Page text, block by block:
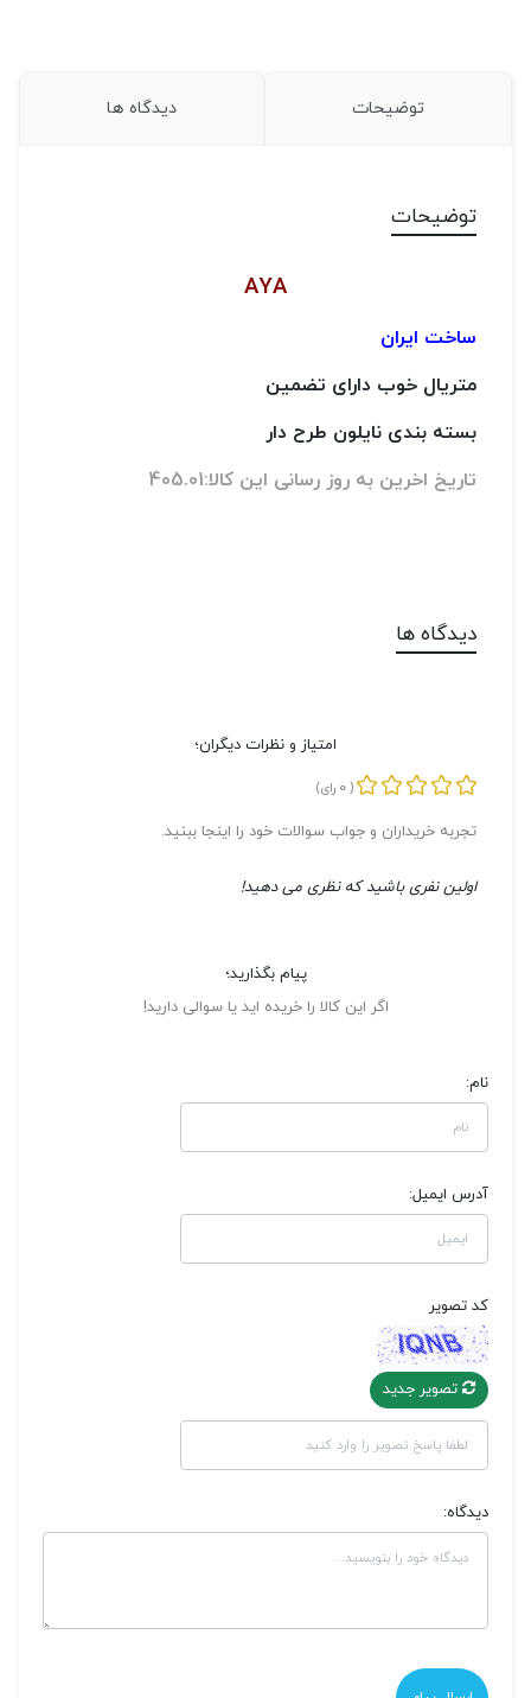
توضیحات دیدگاه ها
توضیحات
AYA
ساخت ایران
متریال خوب دارای تضمین
بسته بندی نایلون طرح دار
تاریخ اخرین به روز رسانی این کالا:405.01
دیدگاه ها
امتیاز و نظرات دیگران؛
(
0 رای)
تجربه خریداران و جواب سوالات خود را اینجا ببنید.
اولین نفری باشید که نظری می دهید!
پیام بگذارید؛
اگر این کالا را خریده اید یا سوالی دارید!
نام:
آدرس ایمیل:
کد تصویر
تصویر جدید
دیدگاه: